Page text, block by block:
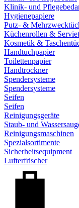
Klinik- und
Hygienepapiere
Putz- &
Küchenrollen &
Kosmetik &
Handtuchpapier
Toilettenpapier
Handtrockner
Spendersysteme
Spendersysteme
Seifen
Seifen
Reinigungsgeräte
Staub- und
Reinigungsmaschinen
Spezialsortimente
Sicherheitsequipment
Lufterfrischer